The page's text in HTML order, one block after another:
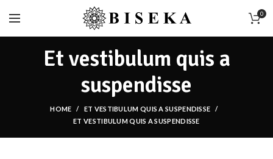
0
Et vestibulum quis a
suspendisse
HOME
ET VESTIBULUM QUIS A SUSPENDISSE
ET VESTIBULUM QUIS A SUSPENDISSE